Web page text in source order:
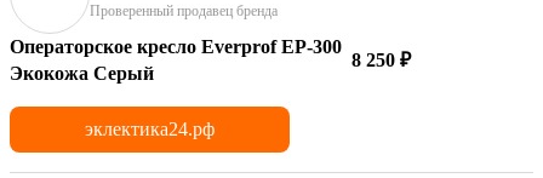
Проверенный продавец бренда
Операторское кресло Everprof EP-300
Экокожа Серый
8 250 ₽
эклектика24.рф